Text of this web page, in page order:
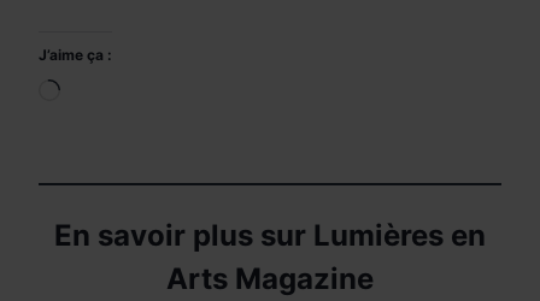
J’aime ça :
Chargement…
En savoir plus sur Lumières en
Arts Magazine